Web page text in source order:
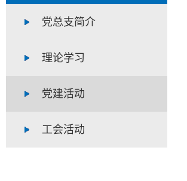
党总支简介
理论学习
党建活动
工会活动